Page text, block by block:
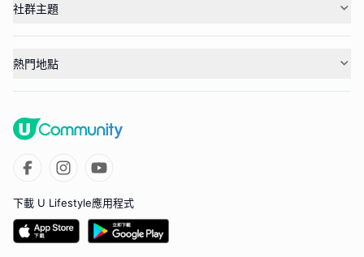
社群主題
熱門地點
下載 U Lifestyle應用程式